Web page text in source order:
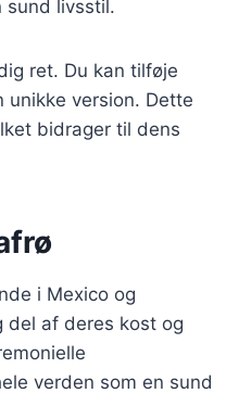
sund livsstil.
ret. Du kan tilføje
version. Dette
bidrager til dens
i Mexico og
del af deres kost og
verden som en sund